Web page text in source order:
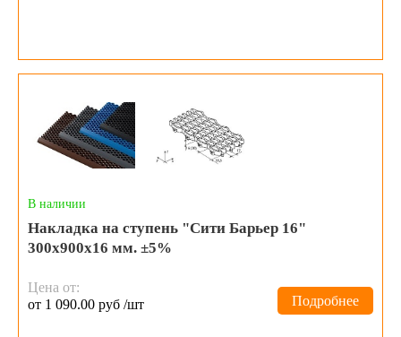
В наличии
Накладка на ступень "Сити Барьер 16"
300х900х16 мм. ±5%
Цена от:
от 1 090.00 руб /шт
Подробнее